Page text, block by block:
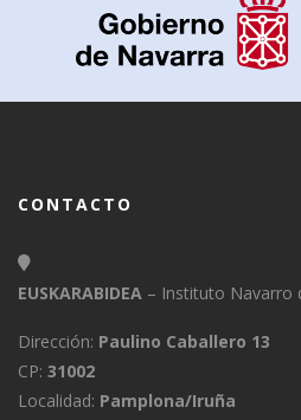
CONTACTO
EUSKARABIDEA – Instituto Navarro
Dirección: Paulino Caballero 13
CP: 31002
Localidad: Pamplona/Iruña